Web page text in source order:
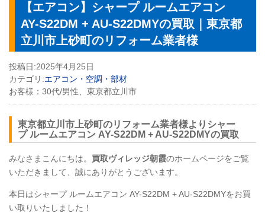
【エアコン】シャープ ルームエアコン
AY-S22DM + AU-S22DMYの買取｜東京都
立川市上砂町のリフォーム業者様
投稿日:2025年4月25日
カテゴリ:エアコン・空調・部材
お客様： 30代/男性、東京都立川市
東京都立川市上砂町のリフォーム業者様よりシャー
プ ルームエアコン AY-S22DM + AU-S22DMYの買取
みなさまこんにちは。 買取ヴィレッジ朝霞のホームページをご覧
いただきまして、誠にありがとうございます。
本日はシャープ ルームエアコン AY-S22DM + AU-S22DMYをお買
い取りいたしました！